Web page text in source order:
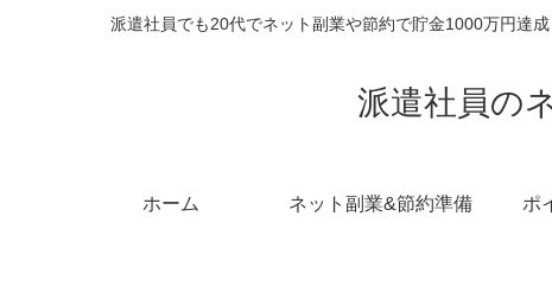
派遣社員でも20代でネット副業や節約で貯金1000万円達
派遣社員の
ホーム ネット副業&節約準備 ポ